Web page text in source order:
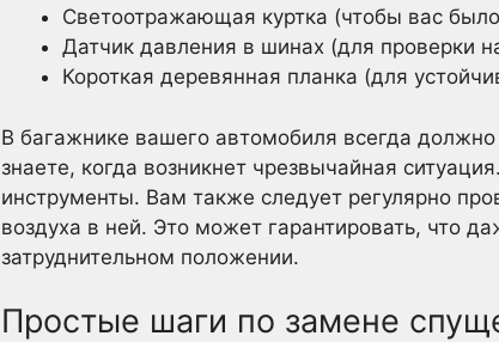
Светоотражающая куртка (чтобы вас
Датчик давления в шинах (для проверки
Короткая деревянная планка (для
В багажнике вашего автомобиля всегда
знаете, когда возникнет чрезвычайная
инструменты. Вам также следует регулярно
воздуха в ней. Это может гарантировать, что
затруднительном положении.
Простые шаги по замене